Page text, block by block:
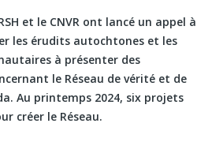
et le CNVR ont lancé un appel à
les érudits autochtones et les
à présenter des
le Réseau de vérité et de
Au printemps 2024, six projets
créer le Réseau.